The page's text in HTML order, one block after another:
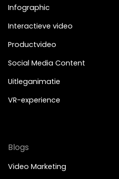
Infographic
Interactieve video
Productvideo
Social Media Content
Uitleganimatie
VR-experience
Blogs
Video Marketing